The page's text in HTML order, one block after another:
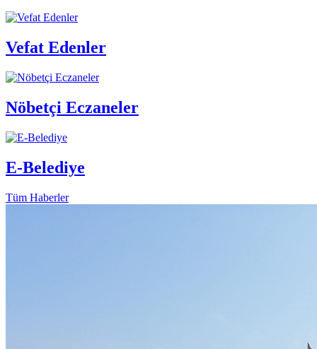
Vefat Edenler
Nöbetçi Eczaneler
E-Belediye
Tüm Haberler